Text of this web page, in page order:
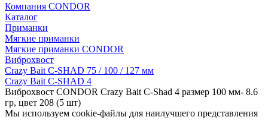
Компания CONDOR
Каталог
Приманки
Мягкие приманки
Мягкие приманки CONDOR
Виброхвост
Crazy Bait C-SHAD 75 / 100 / 127 мм
Crazy Bait C-SHAD 4
Виброхвост CONDOR Crazy Bait C-Shad 4 размер 100 мм- 8.6
гр, цвет 208 (5 шт)
Мы используем cookie-файлы для наилучшего представления